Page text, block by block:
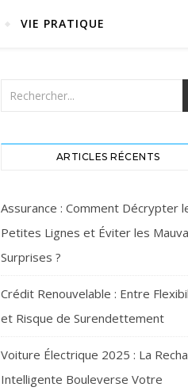
VIE PRATIQUE
ARTICLES RÉCENTS
Assurance : Comment Décrypter
Petites Lignes et Éviter les
Surprises ?
Crédit Renouvelable : Entre
et Risque de Surendettement
Voiture Électrique 2025 : La
Intelligente Bouleverse Votre